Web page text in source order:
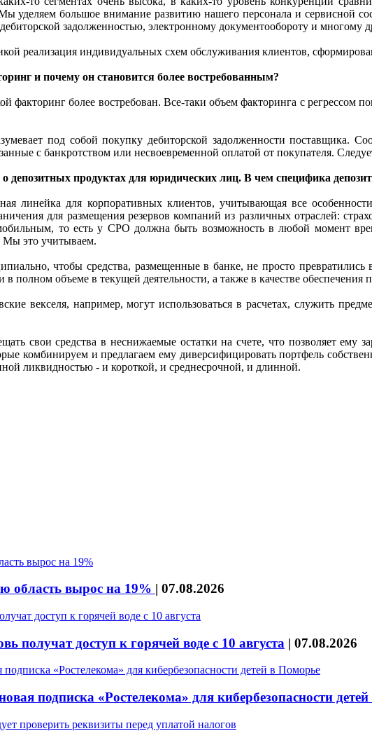
уделяем большое внимание развитию нашего персонала и сервисной
задолженностью, электронному документообороту и многому
реализация индивидуальных схем обслуживания клиентов,
и почему он становится более востребованным?
факторинг более востребован. Все-таки объем факторинга с регрессом
под собой покупку дебиторской задолженности поставщика.
с банкротством или несвоевременной оплатой от покупателя.
депозитных продуктах для юридических лиц. В чем специфика
линейка для корпоративных клиентов, учитывающая все
для размещения резервов компаний из различных отраслей:
то есть у СРО должна быть возможность в любой момент
Мы это учитываем.
чтобы средства, размещенные в банке, не просто
полном объеме в текущей деятельности, а также в качестве обеспечения
векселя, например, могут использоваться в расчетах, служить
свои средства в неснижаемые остатки на счете, что позволяет ему
комбинируем и предлагаем ему диверсифицировать портфель
ликвидностью - и короткой, и среднесрочной, и длинной.
область вырос на 19% | 07.08.2026
получат доступ к горячей воде с 10 августа | 07.08.2026
подписка «Ростелекома» для кибербезопасности